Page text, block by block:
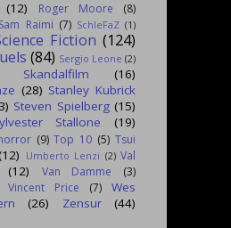
(12) Roger Moore
(8)
Sam Raimi (7) SchleFaZ (1)
Fiction (124)
(84) Sergio Leone (2)
Skandalfilm
(16)
(28) Stanley Kubrick
Steven Spielberg (15)
Stallone (19)
(9) Top 10 (5) Tsui
Umberto Lenzi (2) Val
(12) Van Damme (3)
Vincent Price (7)
Wes
(26) Zensur
(44)